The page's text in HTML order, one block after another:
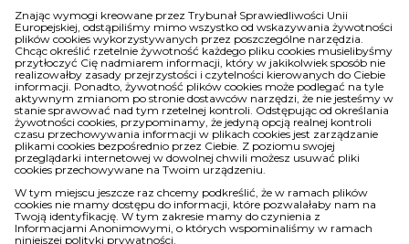
Znając wymogi kreowane przez Trybunał Sprawiedliwości Unii
Europejskiej, odstąpiliśmy mimo wszystko od wskazywania żywotności
plików cookies wykorzystywanych przez poszczególne narzędzia.
Chcąc określić rzetelnie żywotność każdego pliku cookies musielibyśmy
przytłoczyć Cię nadmiarem informacji, który w jakikolwiek sposób nie
realizowałby zasady przejrzystości i czytelności kierowanych do Ciebie
informacji. Ponadto, żywotność plików cookies może podlegać na tyle
aktywnym zmianom po stronie dostawców narzędzi, że nie jesteśmy w
stanie sprawować nad tym rzetelnej kontroli. Odstępując od określania
żywotności cookies, przypominamy, że jedyną opcją realnej kontroli
czasu przechowywania informacji w plikach cookies jest zarządzanie
plikami cookies bezpośrednio przez Ciebie. Z poziomu swojej
przeglądarki internetowej w dowolnej chwili możesz usuwać pliki
cookies przechowywane na Twoim urządzeniu.
W tym miejscu jeszcze raz chcemy podkreślić, że w ramach plików
cookies nie mamy dostępu do informacji, które pozwalałaby nam na
Twoją identyfikację. W tym zakresie mamy do czynienia z
Informacjami Anonimowymi, o których wspominaliśmy w ramach
niniejszej polityki prywatności.